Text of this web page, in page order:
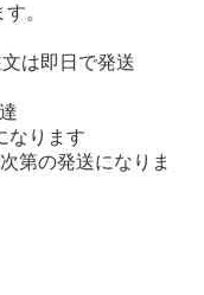
。
は即日で発送
なります
第の発送になりま